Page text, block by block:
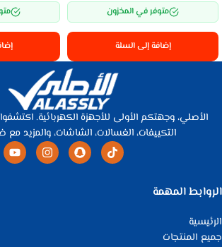
متوفر في المخزون
إضافة إلى السلة
الأصلي، وجهتكم الأولى للأجهزة الكهربائية.
التكييفات، الغسالات، الشاشات، والمزيد مع
الروابط المهمة
الرئيسية
جميع المنتجات